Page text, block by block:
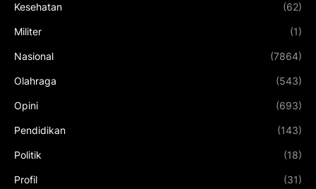
Kesehatan (62)
Militer (1)
Nasional (7864)
Olahraga (543)
Opini (693)
Pendidikan (143)
Politik (18)
Profil (31)